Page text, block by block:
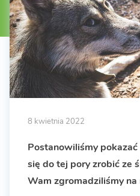
8 kwietnia 2022
Postanowiliśmy
się do tej pory zrobić ze
Wam zgromadziliśmy na